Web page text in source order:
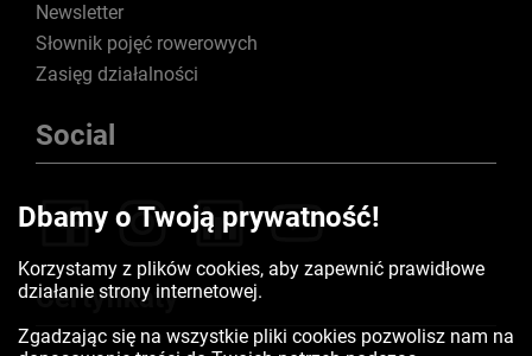
Newsletter
Słownik pojęć rowerowych
Zasięg działalności
Social
Certyfikaty
Dbamy o Twoją prywatność!
Korzystamy z plików cookies, aby zapewnić prawidłowe
działanie strony internetowej.
Zgadzając się na wszystkie pliki cookies pozwolisz nam na